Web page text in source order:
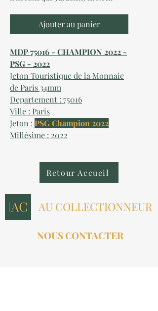
Ajouter au panier
MDP 75016 - CHAMPION 2022 -
PSG - 2022
Jeton Touristique de la Monnaie
de Paris 34mm
Departement : 75016
Ville : Paris
Jeton : PSG Champion 2022
Millésime : 2022
Retour Accueil
AU COLLECTIONNEUR
NOUS CONTACTER